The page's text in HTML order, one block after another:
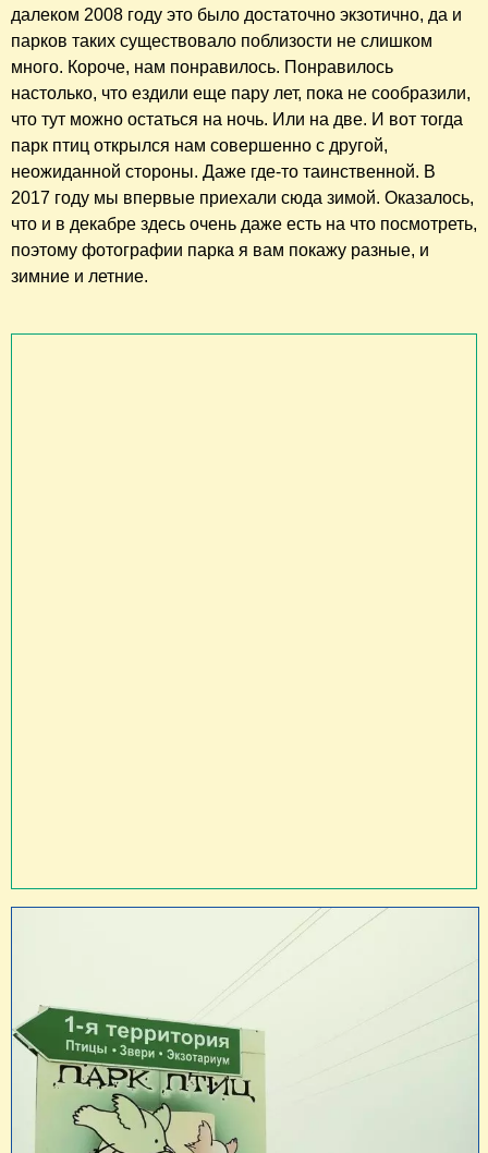
далеком 2008 году это было достаточно экзотично, да и
парков таких существовало поблизости не слишком
много. Короче, нам понравилось. Понравилось
настолько, что ездили еще пару лет, пока не сообразили,
что тут можно остаться на ночь. Или на две. И вот тогда
парк птиц открылся нам совершенно с другой,
неожиданной стороны. Даже где-то таинственной. В
2017 году мы впервые приехали сюда зимой. Оказалось,
что и в декабре здесь очень даже есть на что посмотреть,
поэтому фотографии парка я вам покажу разные, и
зимние и летние.